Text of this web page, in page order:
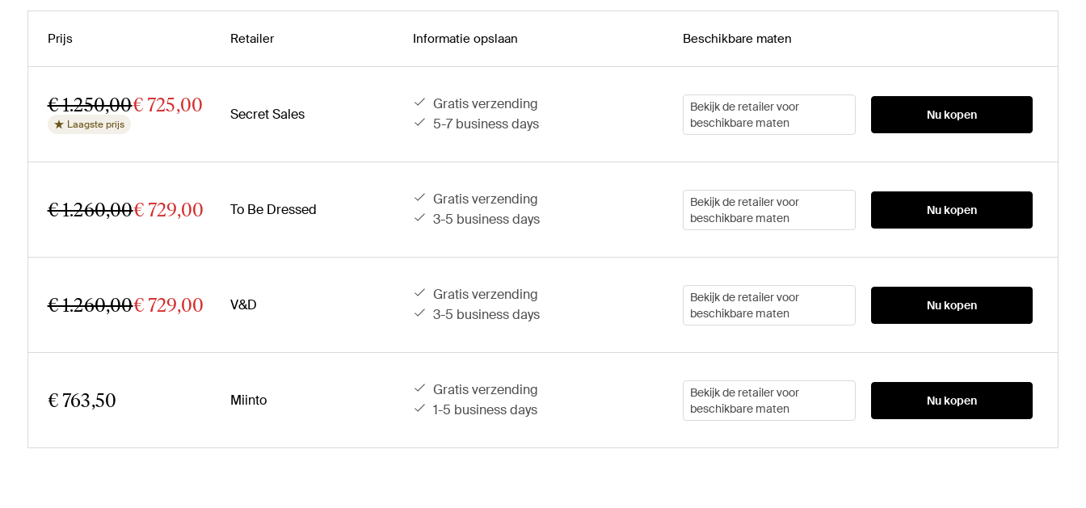
Prijs Retailer Informatie opslaan Beschikbare maten
€ 1.250,00€ 725,00
Laagste prijs
Secret Sales
gratis verzending
5-7 business days
Bekijk de retailer voor
beschikbare maten
Nu kopen
€ 1.260,00€ 729,00 To Be Dressed
gratis verzending
3-5 business days
Bekijk de retailer voor
beschikbare maten
Nu kopen
€ 1.260,00€ 729,00 V&D
gratis verzending
3-5 business days
Bekijk de retailer voor
beschikbare maten
Nu kopen
€ 763,50 Miinto
gratis verzending
1-5 business days
Bekijk de retailer voor
beschikbare maten
Nu kopen